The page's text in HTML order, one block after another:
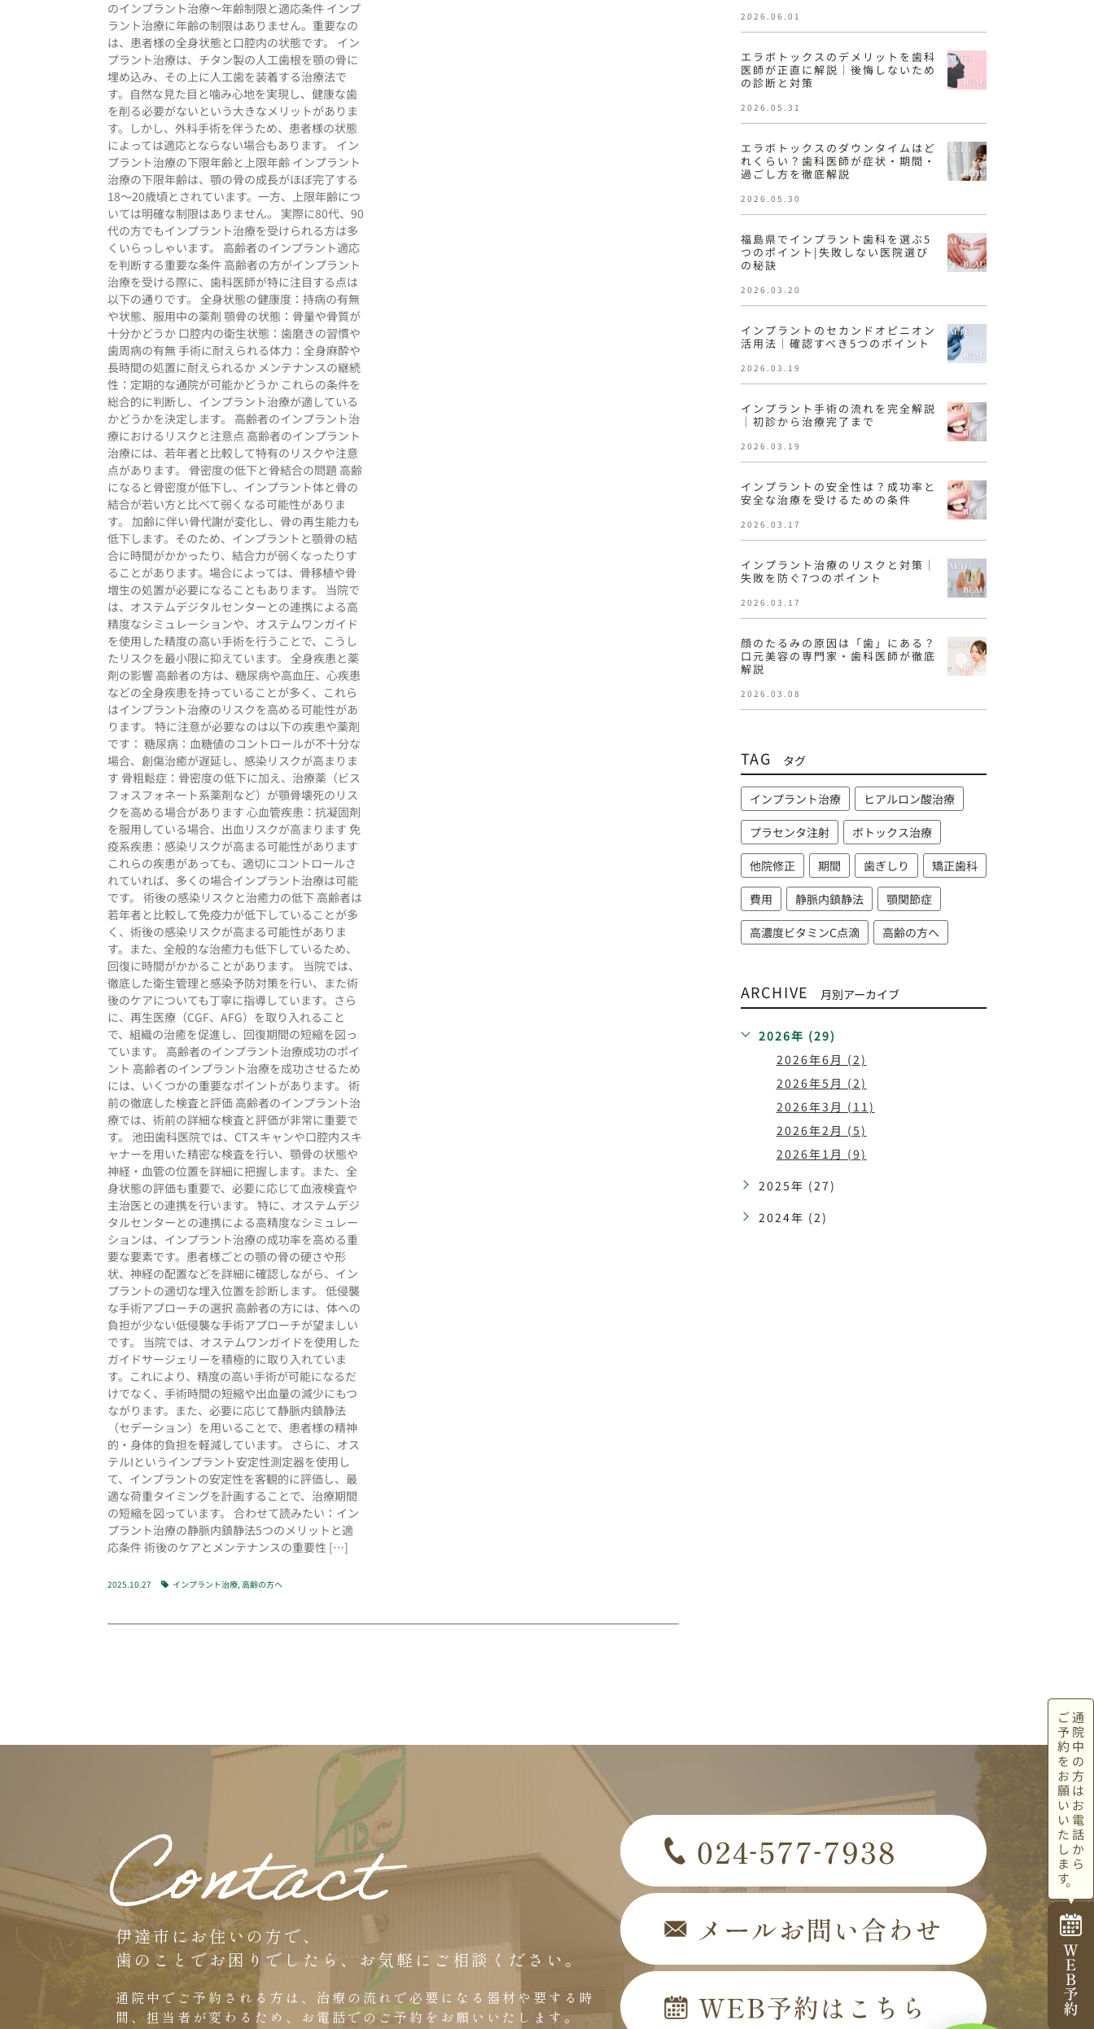
のインプラント治療〜年齢制限と適応条件 インプ
ラント治療に年齢の制限はありません。重要なの
は、患者様の全身状態と口腔内の状態です。 イン
プラント治療は、チタン製の人工歯根を顎の骨に
埋め込み、その上に人工歯を装着する治療法で
す。自然な見た目と噛み心地を実現し、健康な歯
を削る必要がないという大きなメリットがありま
す。しかし、外科手術を伴うため、患者様の状態
によっては適応とならない場合もあります。 イン
プラント治療の下限年齢と上限年齢 インプラント
治療の下限年齢は、顎の骨の成長がほぼ完了する
18〜20歳頃とされています。一方、上限年齢につ
いては明確な制限はありません。 実際に80代、90
代の方でもインプラント治療を受けられる方は多
くいらっしゃいます。 高齢者のインプラント適応
を判断する重要な条件 高齢者の方がインプラント
治療を受ける際に、歯科医師が特に注目する点は
以下の通りです。 全身状態の健康度：持病の有無
や状態、服用中の薬剤 顎骨の状態：骨量や骨質が
十分かどうか 口腔内の衛生状態：歯磨きの習慣や
歯周病の有無 手術に耐えられる体力：全身麻酔や
長時間の処置に耐えられるか メンテナンスの継続
性：定期的な通院が可能かどうか これらの条件を
総合的に判断し、インプラント治療が適している
かどうかを決定します。 高齢者のインプラント治
療におけるリスクと注意点 高齢者のインプラント
治療には、若年者と比較して特有のリスクや注意
点があります。 骨密度の低下と骨結合の問題 高齢
になると骨密度が低下し、インプラント体と骨の
結合が若い方と比べて弱くなる可能性がありま
す。 加齢に伴い骨代謝が変化し、骨の再生能力も
低下します。そのため、インプラントと顎骨の結
合に時間がかかったり、結合力が弱くなったりす
ることがあります。場合によっては、骨移植や骨
増生の処置が必要になることもあります。 当院で
は、オステムデジタルセンターとの連携による高
精度なシミュレーションや、オステムワンガイド
を使用した精度の高い手術を行うことで、こうし
たリスクを最小限に抑えています。 全身疾患と薬
剤の影響 高齢者の方は、糖尿病や高血圧、心疾患
などの全身疾患を持っていることが多く、これら
はインプラント治療のリスクを高める可能性があ
ります。 特に注意が必要なのは以下の疾患や薬剤
です： 糖尿病：血糖値のコントロールが不十分な
場合、創傷治癒が遅延し、感染リスクが高まりま
す 骨粗鬆症：骨密度の低下に加え、治療薬（ビス
フォスフォネート系薬剤など）が顎骨壊死のリス
クを高める場合があります 心血管疾患：抗凝固剤
を服用している場合、出血リスクが高まります 免
疫系疾患：感染リスクが高まる可能性があります
これらの疾患があっても、適切にコントロールさ
れていれば、多くの場合インプラント治療は可能
です。 術後の感染リスクと治癒力の低下 高齢者は
若年者と比較して免疫力が低下していることが多
く、術後の感染リスクが高まる可能性がありま
す。また、全般的な治癒力も低下しているため、
回復に時間がかかることがあります。 当院では、
徹底した衛生管理と感染予防対策を行い、また術
後のケアについても丁寧に指導しています。さら
に、再生医療（CGF、AFG）を取り入れること
で、組織の治癒を促進し、回復期間の短縮を図っ
ています。 高齢者のインプラント治療成功のポイ
ント 高齢者のインプラント治療を成功させるため
には、いくつかの重要なポイントがあります。 術
前の徹底した検査と評価 高齢者のインプラント治
療では、術前の詳細な検査と評価が非常に重要で
す。 池田歯科医院では、CTスキャンや口腔内スキ
ャナーを用いた精密な検査を行い、顎骨の状態や
神経・血管の位置を詳細に把握します。また、全
身状態の評価も重要で、必要に応じて血液検査や
主治医との連携を行います。 特に、オステムデジ
タルセンターとの連携による高精度なシミュレー
ションは、インプラント治療の成功率を高める重
要な要素です。患者様ごとの顎の骨の硬さや形
状、神経の配置などを詳細に確認しながら、イン
プラントの適切な埋入位置を診断します。 低侵襲
な手術アプローチの選択 高齢者の方には、体への
負担が少ない低侵襲な手術アプローチが望ましい
です。 当院では、オステムワンガイドを使用した
ガイドサージェリーを積極的に取り入れていま
す。これにより、精度の高い手術が可能になるだ
けでなく、手術時間の短縮や出血量の減少にもつ
ながります。また、必要に応じて静脈内鎮静法
（セデーション）を用いることで、患者様の精神
的・身体的負担を軽減しています。 さらに、オス
テルIというインプラント安定性測定器を使用し
て、インプラントの安定性を客観的に評価し、最
適な荷重タイミングを計画することで、治療期間
の短縮を図っています。 合わせて読みたい：イン
プラント治療の静脈内鎮静法5つのメリットと適
応条件 術後のケアとメンテナンスの重要性 […]
2025.10.27 インプラント治療, 高齢の方へ
2026.06.01
エラボトックスのデメリットを歯科
医師が正直に解説｜後悔しないため
の診断と対策
2026.05.31
エラボトックスのダウンタイムはど
れくらい？歯科医師が症状・期間・
過ごし方を徹底解説
2026.05.30
福島県でインプラント歯科を選ぶ5
つのポイント|失敗しない医院選び
の秘訣
2026.03.20
インプラントのセカンドオピニオン
活用法｜確認すべき5つのポイント
2026.03.19
インプラント手術の流れを完全解説
｜初診から治療完了まで
2026.03.19
インプラントの安全性は？成功率と
安全な治療を受けるための条件
2026.03.17
インプラント治療のリスクと対策｜
失敗を防ぐ7つのポイント
2026.03.17
顔のたるみの原因は「歯」にある？
口元美容の専門家・歯科医師が徹底
解説
2026.03.08
TAG タグ
インプラント治療 ヒアルロン酸治療
プラセンタ注射 ボトックス治療
他院修正 期間 歯ぎしり 矯正歯科
費用 静脈内鎮静法 顎関節症
高濃度ビタミンC点滴 高齢の方へ
ARCHIVE 月別アーカイブ
2026年 (29)
2026年6月 (2)
2026年5月 (2)
2026年3月 (11)
2026年2月 (5)
2026年1月 (9)
2025年 (27)
2024年 (2)
伊達市にお住いの方で、
歯のことでお困りでしたら、 お気軽にご相談ください。
通院中でご予約される方は、 治療の流れで必要になる器材や要する時
間、担当者が変わるため、お電話でのご予約をお願いいたします。